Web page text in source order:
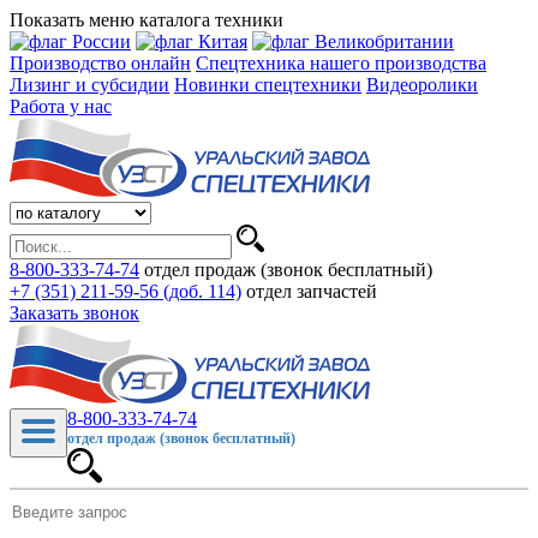
Показать меню каталога техники
Производство онлайн Спецтехника нашего производства
Лизинг и субсидии Новинки спецтехники Видеоролики
Работа у нас
8-800-333-74-74 отдел продаж (звонок бесплатный)
+7 (351) 211-59-56 (доб. 114) отдел запчастей
Заказать звонок
8-800-333-74-74
отдел продаж (звонок бесплатный)